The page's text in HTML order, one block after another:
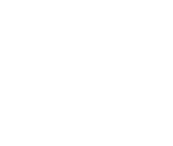
friskfanget fisk, og mærke
kan nyde solen, bygge
hvor besøgende kan vandre
visionære verden.
opdagelse af den lokale flora og
internationale kunstnere, der